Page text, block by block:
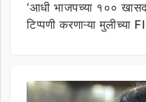
‘आधी भाजपच्या १००
टिप्पणी करणाऱ्या मुलीच्या